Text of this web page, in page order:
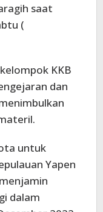
saat
(
KKB
dan
untuk
Yapen
dalam